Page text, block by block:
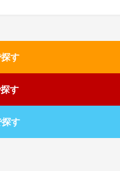
す
す
す